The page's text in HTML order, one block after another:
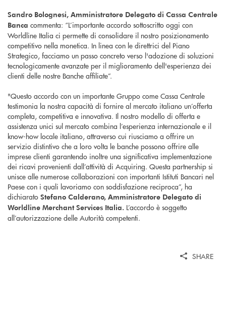
Sandro Bolognesi, Amministratore Delegato di Cassa Centrale
Banca commenta: “L’importante accordo sottoscritto oggi con
Worldline Italia ci permette di consolidare il nostro posizionamento
competitivo nella monetica. In linea con le direttrici del Piano
Strategico, facciamo un passo concreto verso l'adozione di soluzioni
tecnologicamente avanzate per il miglioramento dell'esperienza dei
clienti delle nostre Banche affiliate”.
"Questo accordo con un importante Gruppo come Cassa Centrale
testimonia la nostra capacità di fornire al mercato italiano un’offerta
completa, competitiva e innovativa. Il nostro modello di offerta e
assistenza unici sul mercato combina l’esperienza internazionale e il
know-how locale italiano, attraverso cui riusciamo a offrire un
servizio distintivo che a loro volta le banche possono offrire alle
imprese clienti garantendo inoltre una significativa implementazione
dei ricavi provenienti dall’attività di Acquiring. Questa partnership si
unisce alle numerose collaborazioni con importanti Istituti Bancari nel
Paese con i quali lavoriamo con soddisfazione reciproca”, ha
dichiarato Stefano Calderano, Amministratore Delegato di
Worldline Merchant Services Italia. L’accordo è soggetto
all’autorizzazione delle Autorità competenti.
SHARE